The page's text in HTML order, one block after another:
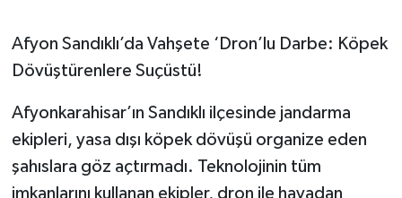
Afyon Sandıklı’da Vahşete ‘Dron’lu Darbe: Köpek
Dövüştürenlere Suçüstü!
Afyonkarahisar’ın Sandıklı ilçesinde jandarma
ekipleri, yasa dışı köpek dövüşü organize eden
şahıslara göz açtırmadı. Teknolojinin tüm
imkanlarını kullanan ekipler, dron ile havadan